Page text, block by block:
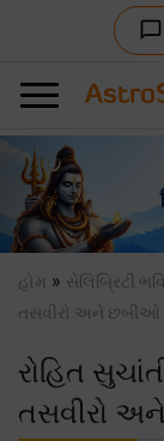
chat_bubble_outline
Previous
હોમ » સેલિબ્રિટી
તસવીરો અને છબીઓ.
રોહિત
તસવીરો